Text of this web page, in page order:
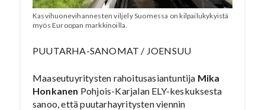
Kasvihuonevihannesten viljely Suomessa on kilpailukykyistä
myös Euroopan markkinoilla.
PUUTARHA-SANOMAT / JOENSUU
Maaseutuyritysten rahoitusasiantuntija Mika
Honkanen Pohjois-Karjalan ELY-keskuksesta
sanoo, että puutarhayritysten viennin